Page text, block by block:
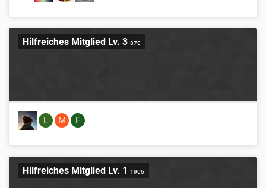
Hilfreiches Mitglied Lv. 3 870
L M F
Hilfreiches Mitglied Lv. 1 1906